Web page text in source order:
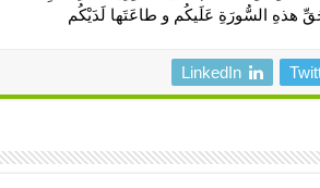
هذهِ السُّورَةِ عَلَیکُم و طاعَتَها لَدَیْکُم
LinkedIn